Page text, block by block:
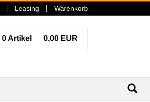
Leasing Warenkorb
0 Artikel 0,00 EUR